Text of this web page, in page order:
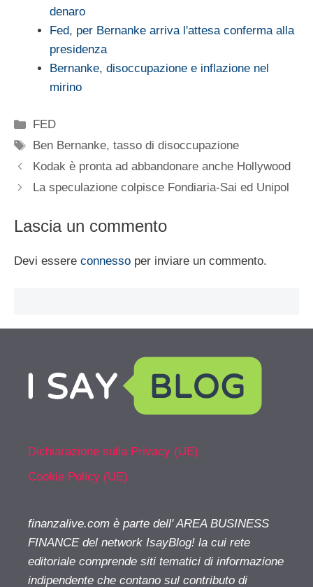
denaro
Fed, per Bernanke arriva l'attesa conferma alla
presidenza
Bernanke, disoccupazione e inflazione nel
mirino
Categorie
FED
Tag
Ben Bernanke,tasso di disoccupazione
Kodak è pronta ad abbandonare anche Hollywood
La speculazione colpisce Fondiaria-Sai ed Unipol
Lascia un commento
Devi essere connesso per inviare un commento.
Dichiarazione sulla Privacy (UE)
Cookie Policy (UE)
finanzalive.com è parte dell' AREA BUSINESS
FINANCE del network IsayBlog! la cui rete
editoriale comprende siti tematici di informazione
indipendente che contano sul contributo di